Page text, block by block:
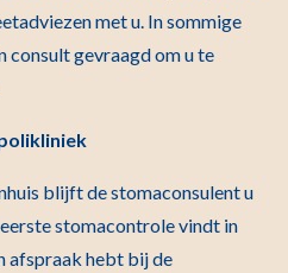
met u. In sommige
consult gevraagd om u te
blijft de stomaconsulent u
stomacontrole vindt in
afspraak hebt bij de